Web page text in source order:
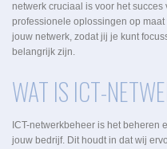
netwerk cruciaal is voor het
professionele oplossingen op
jouw netwerk, zodat jij je kunt
belangrijk zijn.
WAT IS ICT-
ICT-netwerkbeheer is het beheren
jouw bedrijf. Dit houdt in dat wij